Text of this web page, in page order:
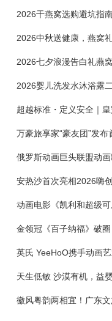
2026中秋送健康，燕窝
2026婴儿洗发水沐浴露
超越标准・定义安全｜
万豪旅享家“豪友团”发
徽风粤韵两相宜！广东